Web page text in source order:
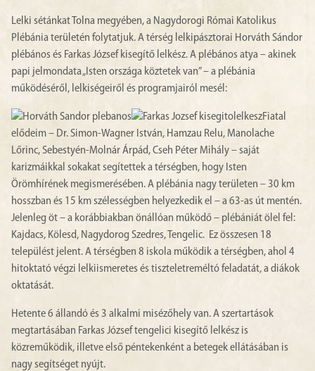
Lelki sétánkat Tolna megyében, a Nagydorogi Római Katolikus
Plébánia területén folytatjuk. A térség lelkipásztorai Horváth Sándor
plébános és Farkas József kisegítő lelkész. A plébános atya – akinek
papi jelmondata „Isten országa köztetek van” – a plébánia
működéséről, lelkiségeiről és programjairól mesél:
Fiatal
elődeim – Dr. Simon-Wagner István, Hamzau Relu, Manolache
Lőrinc, Sebestyén-Molnár Árpád, Cseh Péter Mihály – saját
karizmáikkal sokakat segítettek a térségben, hogy Isten
Örömhírének megismerésében. A plébánia nagy területen – 30 km
hosszban és 15 km szélességben helyezkedik el – a 63-as út mentén.
Jelenleg öt – a korábbiakban önállóan működő – plébániát ölel fel:
Kajdacs, Kölesd, Nagydorog Szedres, Tengelic. Ez összesen 18
települést jelent. A térségben 8 iskola működik a térségben, ahol 4
hitoktató végzi lelkiismeretes és tiszteletreméltó feladatát, a diákok
oktatását.
Hetente 6 állandó és 3 alkalmi misézőhely van. A szertartások
megtartásában Farkas József tengelici kisegítő lelkész is
közreműködik, illetve első péntekenként a betegek ellátásában is
nagy segítséget nyújt.